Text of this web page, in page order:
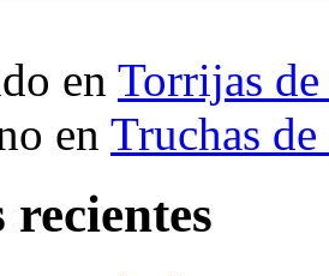
en Torrijas de
en Truchas de